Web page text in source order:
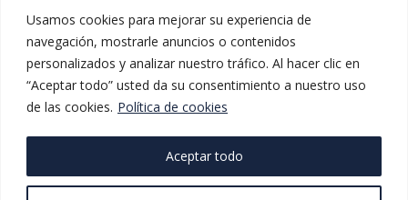
Usamos cookies para mejorar su experiencia de
navegación, mostrarle anuncios o contenidos
personalizados y analizar nuestro tráfico. Al hacer clic en
“Aceptar todo” usted da su consentimiento a nuestro uso
de las cookies. Política de cookies
Aceptar todo
LEGAL Y PROTECCIÓN
Aviso legal
Política de privacidad
Política de cookies